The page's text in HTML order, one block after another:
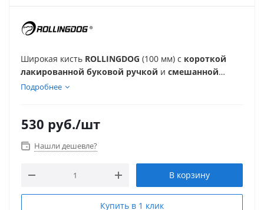
Широкая кисть ROLLINGDOG (100 мм) с короткой
лакированной буковой ручкой и смешанной
щетиной 70/30
участки.
Подробнее
530 руб./шт
Нашли дешевле?
В корзину
Купить в 1 клик